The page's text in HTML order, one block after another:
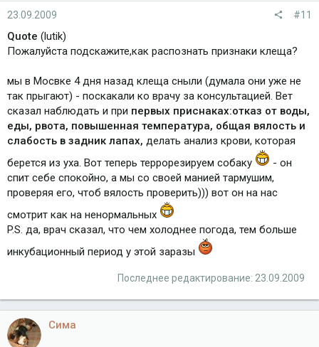
23.09.2009 #11
Quote (lutik)
Пожалуйста подскажите,как распознать признаки клеща?
мы в Мосвке 4 дня назад клеща сныли (думала они уже не
так прыгают) - поскакали ко врачу за консультацией. Вет
сказал наблюдать и при первых приснаках:отказ от воды,
еды, рвота, повышенная температура, общая вялость и
слабость в задник лапах, делать анализ крови, которая
берется из уха. Вот теперь террорезируем собаку
- он
спит себе спокойно, а мы со своей манией тармушим,
проверяя его, чтоб вялость проверить))) вот он на нас
смотрит как на ненормальных
P.S. да, врач сказал, что чем холоднее погода, тем больше
инкубационный период у этой заразы
Последнее редактирование: 23.09.2009
Сима